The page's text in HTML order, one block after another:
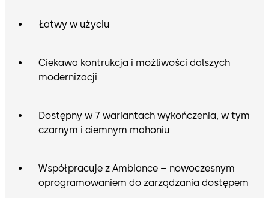
Łatwy w użyciu
Ciekawa kontrukcja i możliwości dalszych
modernizacji
Dostępny w 7 wariantach wykończenia, w tym
czarnym i ciemnym mahoniu
Współpracuje z Ambiance – nowoczesnym
oprogramowaniem do zarządzania dostępem